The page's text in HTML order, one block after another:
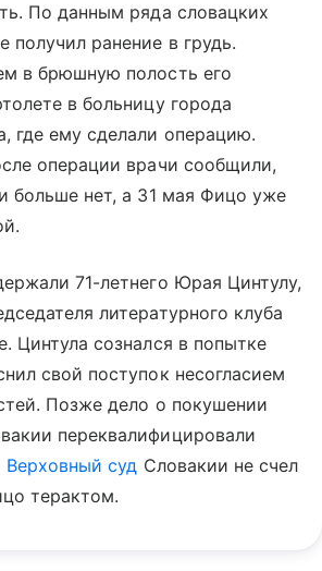
По данным ряда словацких
ранение в грудь.
в брюшную полость его
в больницу города
где ему сделали операцию.
операции врачи сообщили,
больше нет, а 31 мая Фицо уже
71-летнего Юрая Цинтулу,
литературного клуба
Цинтула сознался в попытке
свой поступок несогласием
Позже дело о покушении
переквалифицировали
Верховный суд Словакии не счел
терактом.